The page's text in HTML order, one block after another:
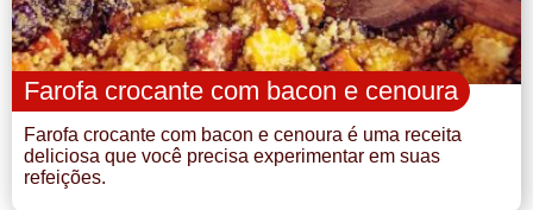
Farofa crocante com bacon e cenoura
Farofa crocante com bacon e cenoura é uma receita
deliciosa que você precisa experimentar em suas
refeições.